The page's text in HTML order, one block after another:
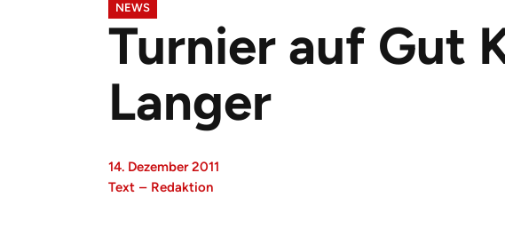
NEWS
Turnier auf Gut
Langer
14. Dezember 2011
Text – Redaktion